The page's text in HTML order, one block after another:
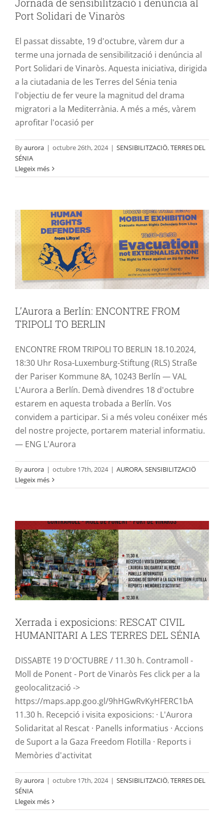
Contacte
Jornada de sensibilització i denúncia al
Port Solidari de Vinaròs
El passat dissabte, 19 d'octubre, vàrem dur a
terme una jornada de sensibilització i denúncia al
Port Solidari de Vinaròs. Aquesta iniciativa, dirigida
a la ciutadania de les Terres del Sénia tenia
l'objectiu de fer veure la magnitud del drama
migratori a la Mediterrània. A més a més, vàrem
aprofitar l'ocasió per
Byaurora | octubre 26th, 2024 | SENSIBILITZACIÖ,TERRES DEL
SÉNIA
Llegeix mésL’Aurora a Berlín: ENCONTRE FROM
L’Aurora a Berlín: ENCONTRE FROM
TRIPOLI TO BERLIN
ENCONTRE FROM TRIPOLI TO BERLIN 18.10.2024,
18:30 Uhr Rosa-Luxemburg-Stiftung (RLS) Straße
der Pariser Kommune 8A, 10243 Berlín — VAL
L'Aurora a Berlín. Demà divendres 18 d'octubre
estarem en aquesta trobada a Berlín. Vos
convidem a participar. Si a més voleu conéixer més
del nostre projecte, portarem material informatiu.
— ENG L'Aurora
Byaurora | octubre 17th, 2024 | AURORA,SENSIBILITZACIÖ
Llegeix més
Xerrada i exposicions: RESCAT CIVIL
HUMANITARI A LES TERRES DEL
Xerrada i exposicions: RESCAT CIVIL
HUMANITARI A LES TERRES DEL SÉNIA
DISSABTE 19 D'OCTUBRE / 11.30 h. Contramoll -
Moll de Ponent - Port de Vinaròs Fes click per a la
geolocalització ->
https://maps.app.goo.gl/9hHGwRvKyHFERC1bA
11.30 h. Recepció i visita exposicions: · L'Aurora
Solidaritat al Rescat · Panells informatius · Accions
de Suport a la Gaza Freedom Flotilla · Reports i
Memòries d'activitat
Byaurora | octubre 17th, 2024 | SENSIBILITZACIÖ,TERRES DEL
SÉNIA
Llegeix més
Punt d’informació i botiga solidària a la
Jornada Musical pel poble palestí a